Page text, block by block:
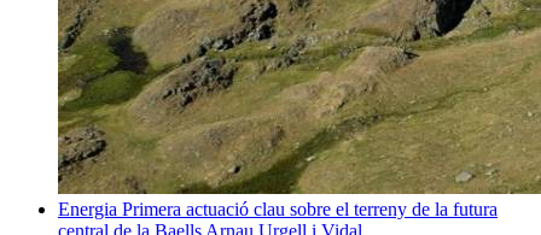
Energia Primera actuació clau sobre el terreny de la futura
central de la Baells Arnau Urgell i Vidal